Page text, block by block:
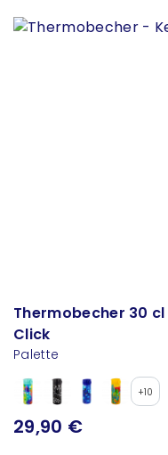
Thermobecher 30
Click
Palette
+10
29,90 €